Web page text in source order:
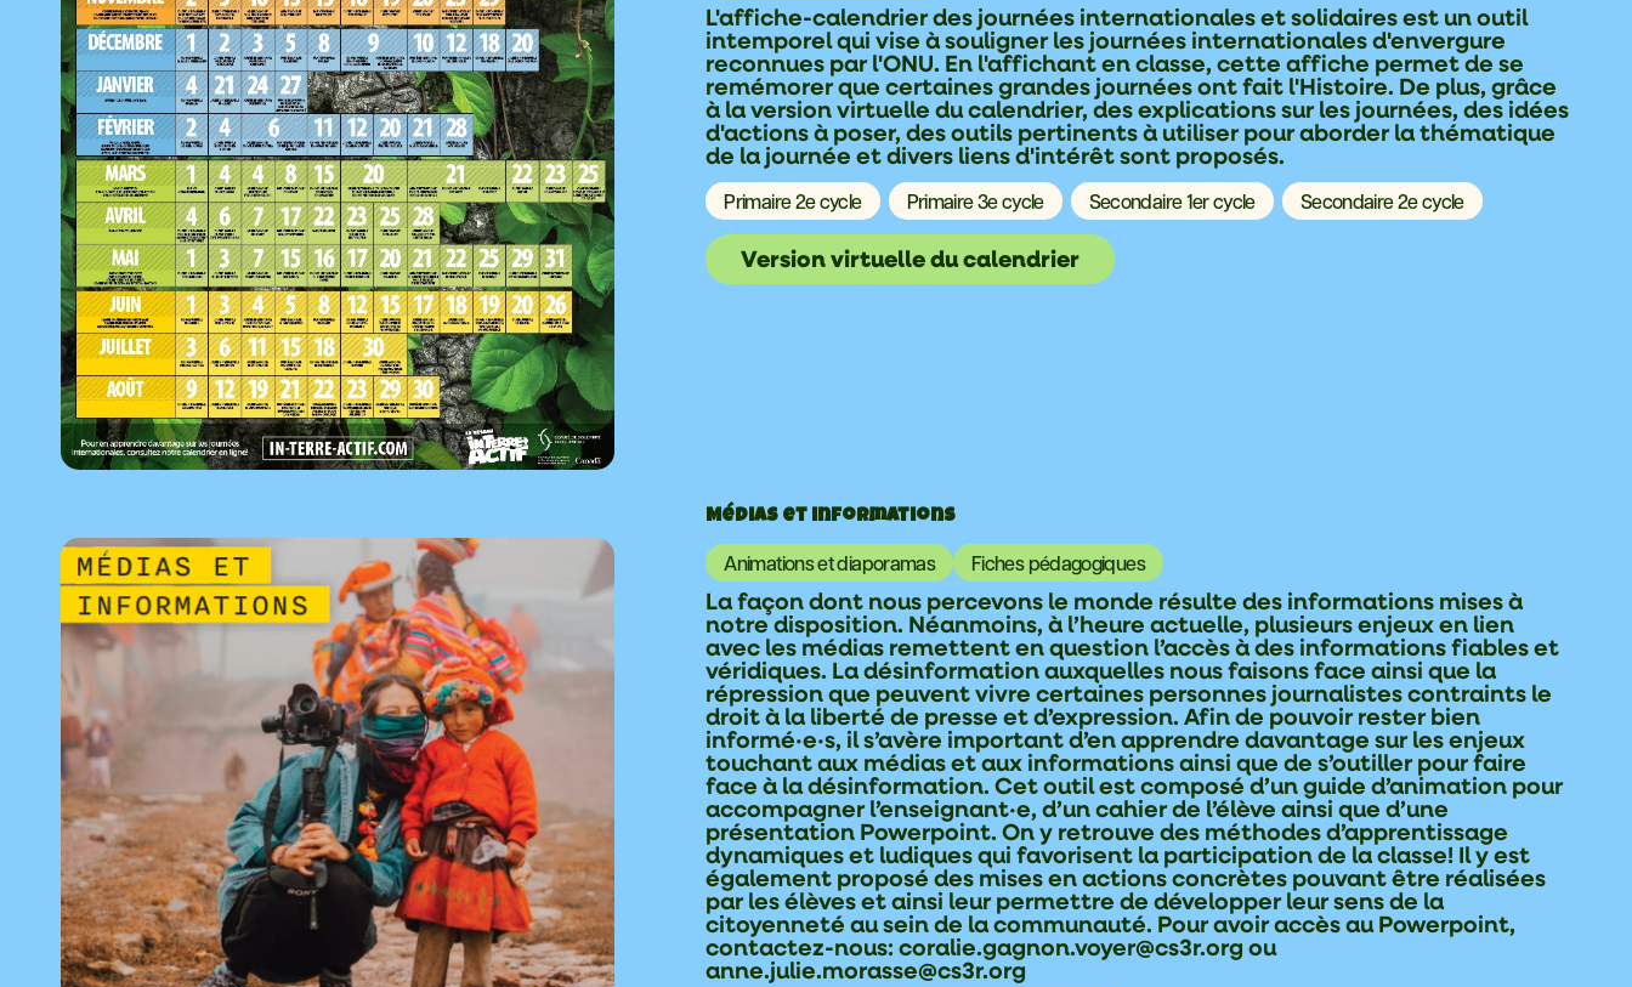
L'affiche-calendrier des journées internationales et solidaires est un outil
intemporel qui vise à souligner les journées internationales d'envergure
reconnues par l'ONU. En l'affichant en classe, cette affiche permet de se
remémorer que certaines grandes journées ont fait l'Histoire. De plus, grâce
à la version virtuelle du calendrier, des explications sur les journées, des idées
d'actions à poser, des outils pertinents à utiliser pour aborder la thématique
de la journée et divers liens d'intérêt sont proposés.
Primaire 2e cycle Primaire 3e cycle Secondaire 1er cycle Secondaire 2e cycle
Version virtuelle du calendrier
Médias et informations
Animations et diaporamas Fiches pédagogiques
La façon dont nous percevons le monde résulte des informations mises à
notre disposition. Néanmoins, à l’heure actuelle, plusieurs enjeux en lien
avec les médias remettent en question l’accès à des informations fiables et
véridiques. La désinformation auxquelles nous faisons face ainsi que la
répression que peuvent vivre certaines personnes journalistes contraints le
droit à la liberté de presse et d’expression. Afin de pouvoir rester bien
informé·e·s, il s’avère important d’en apprendre davantage sur les enjeux
touchant aux médias et aux informations ainsi que de s’outiller pour faire
face à la désinformation. Cet outil est composé d’un guide d’animation pour
accompagner l’enseignant·e, d’un cahier de l’élève ainsi que d’une
présentation Powerpoint. On y retrouve des méthodes d’apprentissage
dynamiques et ludiques qui favorisent la participation de la classe! Il y est
également proposé des mises en actions concrètes pouvant être réalisées
par les élèves et ainsi leur permettre de développer leur sens de la
citoyenneté au sein de la communauté. Pour avoir accès au Powerpoint,
contactez-nous: coralie.gagnon.voyer@cs3r.org ou
anne.julie.morasse@cs3r.org